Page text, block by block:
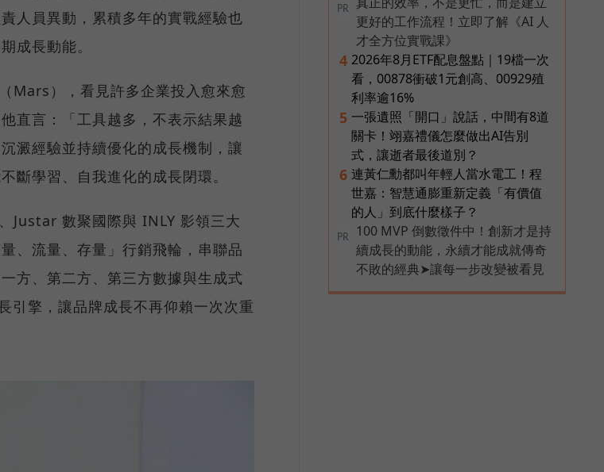
人員異動，累積多年的實戰經驗也
成長動能。
Mars），看見許多企業投入愈來愈
直言：「工具越多，不表示結果越
澱經驗並持續優化的成長機制，讓
斷學習、自我進化的成長閉環。
Justar 數聚國際與 INLY 影領三大
、流量、存量」行銷飛輪，串聯品
方、第二方、第三方數據與生成式
引擎，讓品牌成長不再仰賴一次次重
PR
更好的工作流程！立即了解《AI 人
才全方位實戰課》
4 2026年8月ETF配息盤點｜19檔一次
看，00878衝破1元創高、00929殖
利率逾16%
5 一張遺照「開口」說話，中間有8道
關卡！翊嘉禮儀怎麼做出AI告別
式，讓逝者最後道別？
6 連黃仁勳都叫年輕人當水電工！程
世嘉：智慧通膨重新定義「有價值
的人」到底什麼樣子？
PR
100 MVP 倒數徵件中！創新才是持
續成長的動能，永續才能成就傳奇
不敗的經典➤讓每一步改變被看見